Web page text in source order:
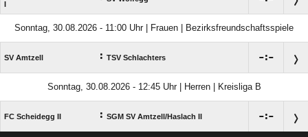
I
Sonntag, 30.08.2026 - 11:00 Uhr | Frauen | Bezirksfreundschaftsspiele
SV Amtzell : TSV Schlachters :
Sonntag, 30.08.2026 - 12:45 Uhr | Herren | Kreisliga B
FC Scheidegg II : SGM SV Amtzell/​Haslach II :